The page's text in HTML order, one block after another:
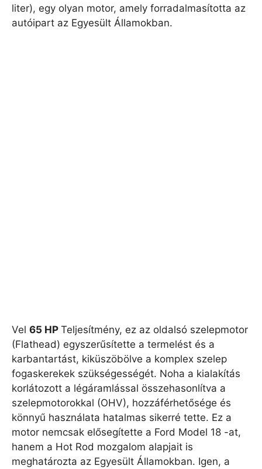
liter), egy olyan motor, amely forradalmasította az
autóipart az Egyesült Államokban.
Vel 65 HP Teljesítmény, ez az oldalsó szelepmotor
(Flathead) egyszerűsítette a termelést és a
karbantartást, kiküszöbölve a komplex szelep
fogaskerekek szükségességét. Noha a kialakítás
korlátozott a légáramlással összehasonlítva a
szelepmotorokkal (OHV), hozzáférhetősége és
könnyű használata hatalmas sikerré tette. Ez a
motor nemcsak elősegítette a Ford Model 18 -at,
hanem a Hot Rod mozgalom alapjait is
meghatározta az Egyesült Államokban. Igen, a